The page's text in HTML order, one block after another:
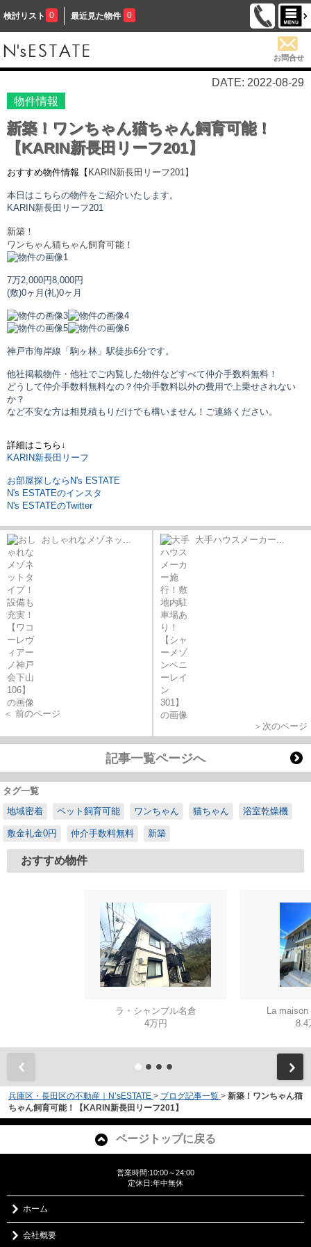
検討リスト 0 最近見た物件 0
お問合せ
DATE: 2022-08-29
物件情報
新築！ワンちゃん猫ちゃん飼育可能！
【KARIN新長田リーフ201】
おすすめ物件情報【 KARIN新長田リーフ201】
本日はこちらの物件をご紹介いたします。
KARIN新長田リーフ201
新築！
ワンちゃん猫ちゃん飼育可能！
7万2,000円8,000円
(敷)0ヶ月 (礼)0ヶ月
神戸市海岸線「駒ヶ林」駅徒歩6分です。
他社掲載物件・他社でご内覧した物件などすべて仲介手数料無料！
どうして仲介手数料無料なの？仲介手数料以外の費用で上乗せされない
か？
など不安な方は相見積もりだけでも構いません！ご連絡ください。
詳細はこちら↓
KARIN新長田リーフ
お部屋探しならN's ESTATE
N's ESTATEのインスタ
N's ESTATEのTwitter
おしゃれなメゾネッ...
＜ 前のページ
大手ハウスメーカー...
＞次のページ
記事一覧ページへ
タグ一覧
地域密着
ペット飼育可能 ワンちゃん 猫ちゃん 浴室乾燥機
敷金礼金0円 仲介手数料無料 新築
おすすめ物件
ラ・シャンブル名倉
4万円
La maison
8.4
兵庫区・長田区の不動産｜N’sESTATE > ブログ記事一覧 > 新築！ワンちゃん猫
ちゃん飼育可能！【KARIN新長田リーフ201】
ページトップに戻る
営業時間:10:00～24:00
定休日:年中無休
ホーム
会社概要